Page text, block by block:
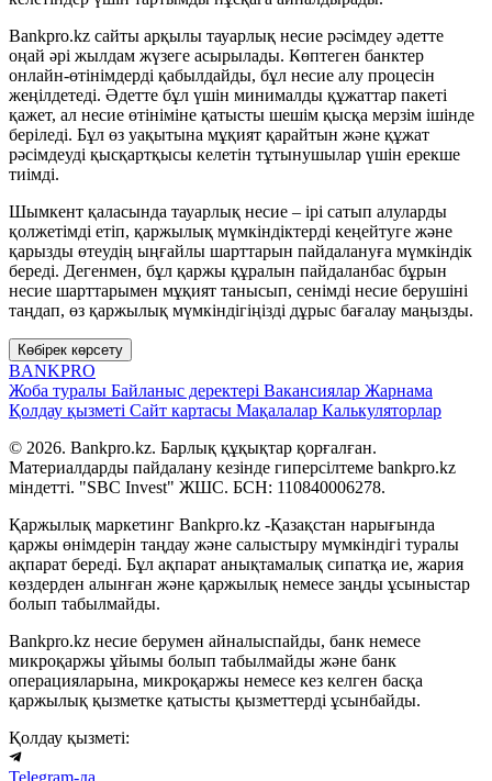
Bankpro.kz сайты арқылы тауарлық несие рәсімдеу әдетте
оңай әрі жылдам жүзеге асырылады. Көптеген банктер
онлайн-өтінімдерді қабылдайды, бұл несие алу процесін
жеңілдетеді. Әдетте бұл үшін минималды құжаттар пакеті
қажет, ал несие өтініміне қатысты шешім қысқа мерзім ішінде
беріледі. Бұл өз уақытына мұқият қарайтын және құжат
рәсімдеуді қысқартқысы келетін тұтынушылар үшін ерекше
тиімді.
Шымкент қаласында тауарлық несие – ірі сатып алуларды
қолжетімді етіп, қаржылық мүмкіндіктерді кеңейтуге және
қарызды өтеудің ыңғайлы шарттарын пайдалануға мүмкіндік
береді. Дегенмен, бұл қаржы құралын пайдаланбас бұрын
несие шарттарымен мұқият танысып, сенімді несие берушіні
таңдап, өз қаржылық мүмкіндігіңізді дұрыс бағалау маңызды.
Көбірек көрсету
BANKPRO
Жоба туралы Байланыс деректері Вакансиялар Жарнама
Қолдау қызметі Сайт картасы Мақалалар Калькуляторлар
© 2026. Bankpro.kz. Барлық құқықтар қорғалған.
Материалдарды пайдалану кезінде гиперсілтеме bankpro.kz
міндетті. "SBC Invest" ЖШС. БСН: 110840006278.
Қаржылық маркетинг Bankpro.kz -Қазақстан нарығында
қаржы өнімдерін таңдау және салыстыру мүмкіндігі туралы
ақпарат береді. Бұл ақпарат анықтамалық сипатқа ие, жария
көздерден алынған және қаржылық немесе заңды ұсыныстар
болып табылмайды.
Bankpro.kz несие берумен айналыспайды, банк немесе
микроқаржы ұйымы болып табылмайды және банк
операцияларына, микроқаржы немесе кез келген басқа
қаржылық қызметке қатысты қызметтерді ұсынбайды.
Қолдау қызметі:
Telegram-да